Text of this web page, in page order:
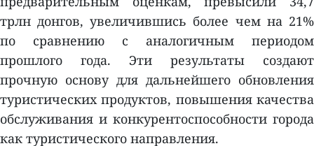
трлн донгов, увеличившись более чем на 21%
по сравнению с аналогичным периодом
прошлого года. Эти результаты создают
прочную основу для дальнейшего обновления
туристических продуктов, повышения качества
обслуживания и конкурентоспособности города
как туристического направления.